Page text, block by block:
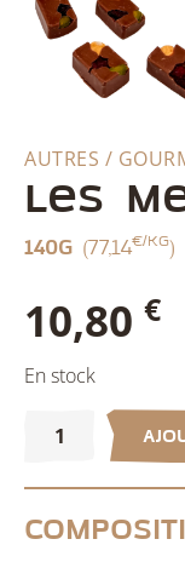
Les
AUTRES /
140g (77,14€/kg)
10,80 €
En stock
lait